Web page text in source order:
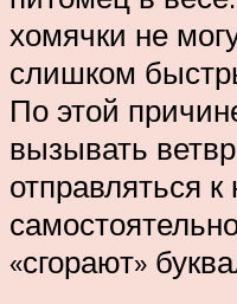
хомячки не
слишком
По этой
вызывать
отправляться
«сгорают»